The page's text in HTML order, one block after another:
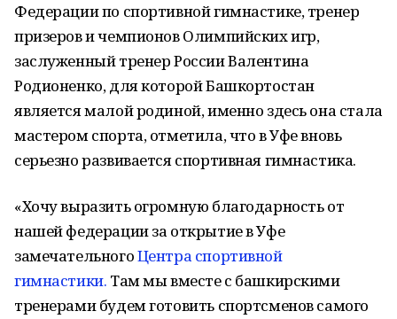
Федерации по спортивной гимнастике, тренер
призеров и чемпионов Олимпийских игр,
заслуженный тренер России Валентина
Родионенко, для которой Башкортостан
является малой родиной, именно здесь она стала
мастером спорта, отметила, что в Уфе вновь
серьезно развивается спортивная гимнастика.
«Хочу выразить огромную благодарность от
нашей федерации за открытие в Уфе
замечательногоЦентра спортивной
гимнастики. Там мы вместе с башкирскими
тренерами будем готовить спортсменов самого